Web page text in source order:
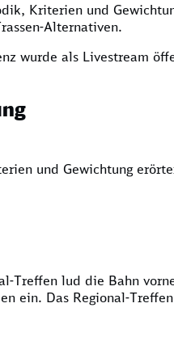
Kriterien und
Alternativen.
wurde als Livestream
und Gewichtung
Treffen lud die Bahn
ein. Das Regional-